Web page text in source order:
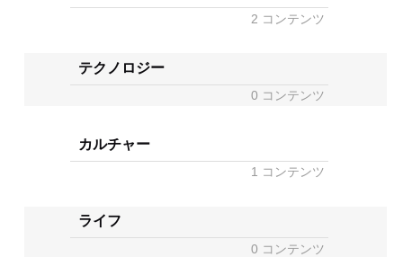
2 コンテンツ
テクノロジー
0 コンテンツ
カルチャー
1 コンテンツ
ライフ
0 コンテンツ